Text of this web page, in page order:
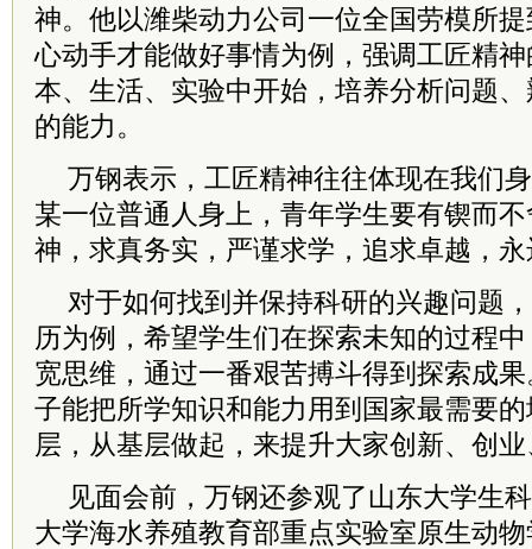
神。他以潍柴动力公司一位全国劳模所
心动手才能做好事情为例，强调工匠精
本、生活、实验中开始，培养分析问题
的能力。
万钢表示，工匠精神往往体现在我们
某一位普通人身上，青年学生要有锲而
神，求真务实，严谨求学，追求卓越，
对于如何找到并保持科研的兴趣问题
历为例，希望学生们在探索未知的过程
宽思维，通过一番艰苦搏斗得到探索成
子能把所学知识和能力用到国家最需要
层，从基层做起，来提升大家创新、创
见面会前，万钢还参观了山东大学生
大学海水养殖教育部重点实验室原生动